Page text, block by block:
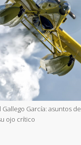
Gallego García: asuntos de
ojo crítico